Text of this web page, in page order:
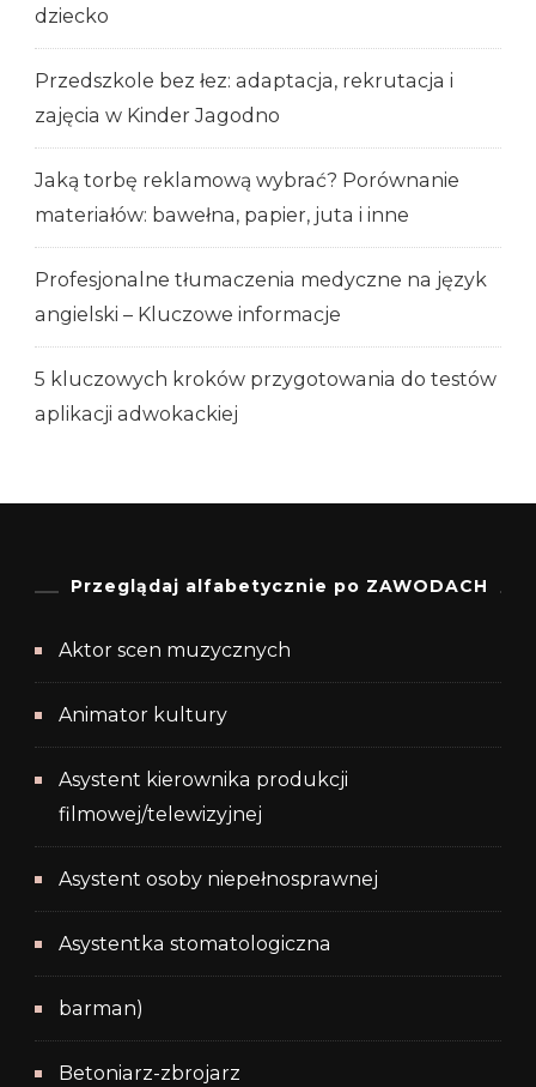
dziecko
Przedszkole bez łez: adaptacja, rekrutacja i
zajęcia w Kinder Jagodno
Jaką torbę reklamową wybrać? Porównanie
materiałów: bawełna, papier, juta i inne
Profesjonalne tłumaczenia medyczne na język
angielski – Kluczowe informacje
5 kluczowych kroków przygotowania do testów
aplikacji adwokackiej
Przeglądaj alfabetycznie po ZAWODACH
Aktor scen muzycznych
Animator kultury
Asystent kierownika produkcji
filmowej/telewizyjnej
Asystent osoby niepełnosprawnej
Asystentka stomatologiczna
barman)
Betoniarz-zbrojarz